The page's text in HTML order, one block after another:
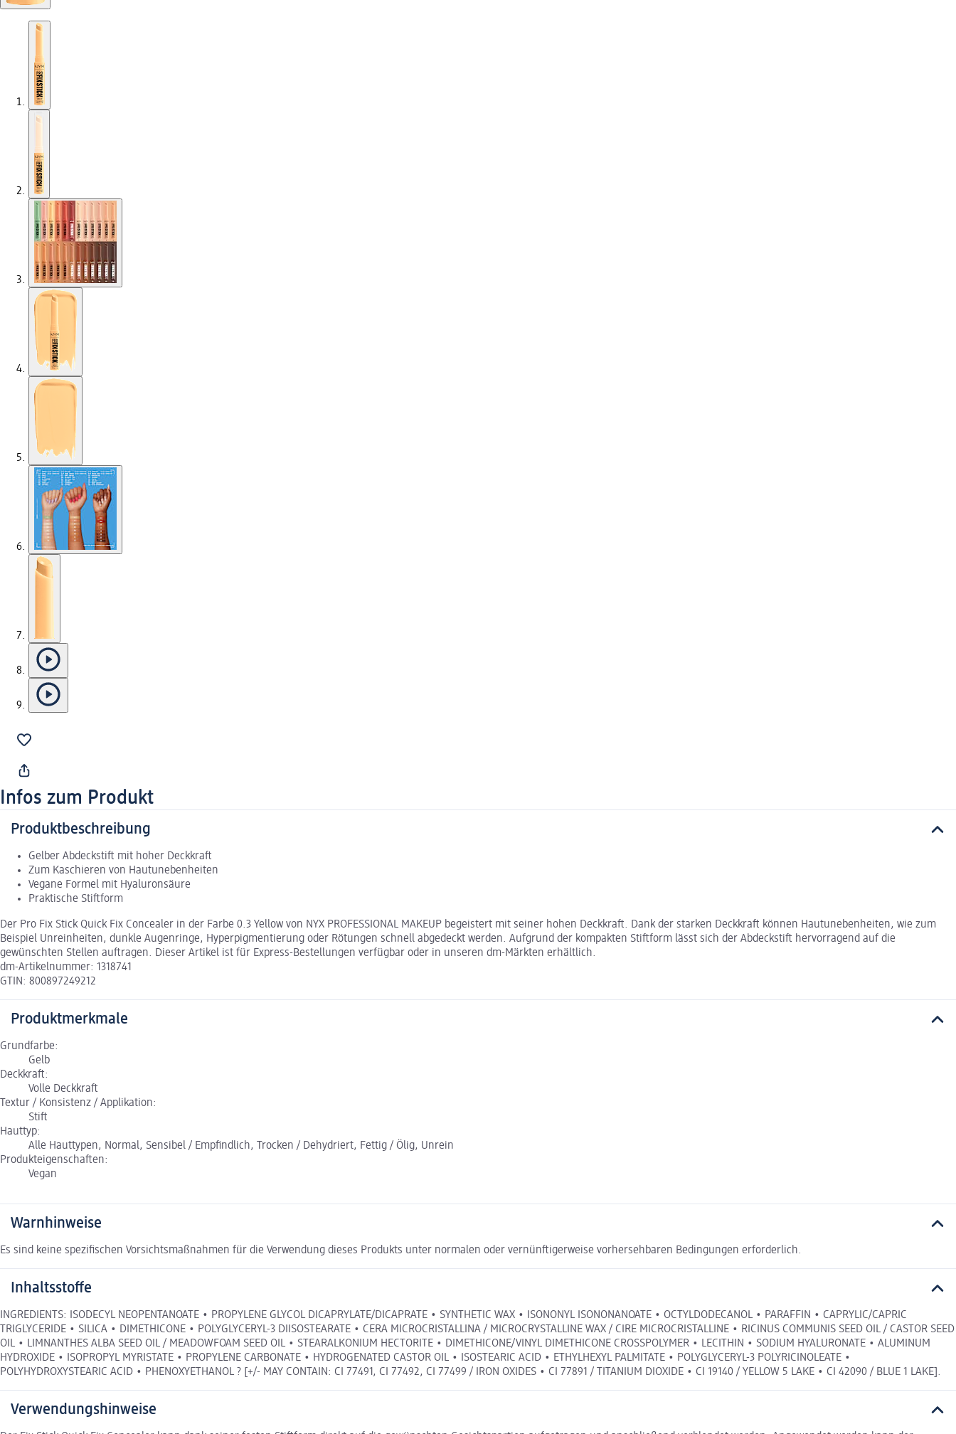
Infos zum Produkt
Produktbeschreibung
Gelber Abdeckstift mit hoher Deckkraft
Zum Kaschieren von Hautunebenheiten
Vegane Formel mit Hyaluronsäure
Praktische Stiftform
Der Pro Fix Stick Quick Fix Concealer in der Farbe 0.3 Yellow von NYX PROFESSIONAL MAKEUP begeistert mit seiner hohen Deckkraft. Dank der starken Deckkraft können Hautunebenheiten, wie zum
Beispiel Unreinheiten, dunkle Augenringe, Hyperpigmentierung oder Rötungen schnell abgedeckt werden. Aufgrund der kompakten Stiftform lässt sich der Abdeckstift hervorragend auf die
gewünschten Stellen auftragen. Dieser Artikel ist für Express-Bestellungen verfügbar oder in unseren dm-Märkten erhältlich.
dm-Artikelnummer: 1318741
GTIN: 800897249212
Produktmerkmale
Grundfarbe:
Gelb
Deckkraft:
Volle Deckkraft
Textur / Konsistenz / Applikation:
Stift
Hauttyp:
Alle Hauttypen, Normal, Sensibel / Empfindlich, Trocken / Dehydriert, Fettig / Ölig, Unrein
Produkteigenschaften:
Vegan
Warnhinweise
Es sind keine spezifischen Vorsichtsmaßnahmen für die Verwendung dieses Produkts unter normalen oder vernünftigerweise vorhersehbaren Bedingungen erforderlich.
Inhaltsstoffe
INGREDIENTS: ISODECYL NEOPENTANOATE • PROPYLENE GLYCOL DICAPRYLATE/DICAPRATE • SYNTHETIC WAX • ISONONYL ISONONANOATE • OCTYLDODECANOL • PARAFFIN • CAPRYLIC/CAPRIC
TRIGLYCERIDE • SILICA • DIMETHICONE • POLYGLYCERYL-3 DIISOSTEARATE • CERA MICROCRISTALLINA / MICROCRYSTALLINE WAX / CIRE MICROCRISTALLINE • RICINUS COMMUNIS SEED OIL / CASTOR SEED
OIL • LIMNANTHES ALBA SEED OIL / MEADOWFOAM SEED OIL • STEARALKONIUM HECTORITE • DIMETHICONE/VINYL DIMETHICONE CROSSPOLYMER • LECITHIN • SODIUM HYALURONATE • ALUMINUM
HYDROXIDE • ISOPROPYL MYRISTATE • PROPYLENE CARBONATE • HYDROGENATED CASTOR OIL • ISOSTEARIC ACID • ETHYLHEXYL PALMITATE • POLYGLYCERYL-3 POLYRICINOLEATE •
POLYHYDROXYSTEARIC ACID • PHENOXYETHANOL ? [+/- MAY CONTAIN: CI 77491, CI 77492, CI 77499 / IRON OXIDES • CI 77891 / TITANIUM DIOXIDE • CI 19140 / YELLOW 5 LAKE • CI 42090 / BLUE 1 LAKE].
Verwendungshinweise